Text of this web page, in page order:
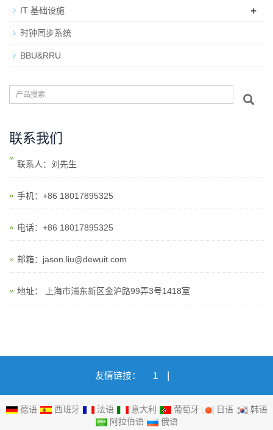
IT 基础设施 +
时钟同步系统
BBU&RRU
联系我们
联系人：刘先生
手机：+86 18017895325
电话：+86 18017895325
邮箱：jason.liu@dewuit.com
地址： 上海市浦东新区金沪路99弄3号1418室
友情链接： 1 |
德语 西班牙 法语 意大利 葡萄牙 日语
韩语
阿拉伯语
俄语